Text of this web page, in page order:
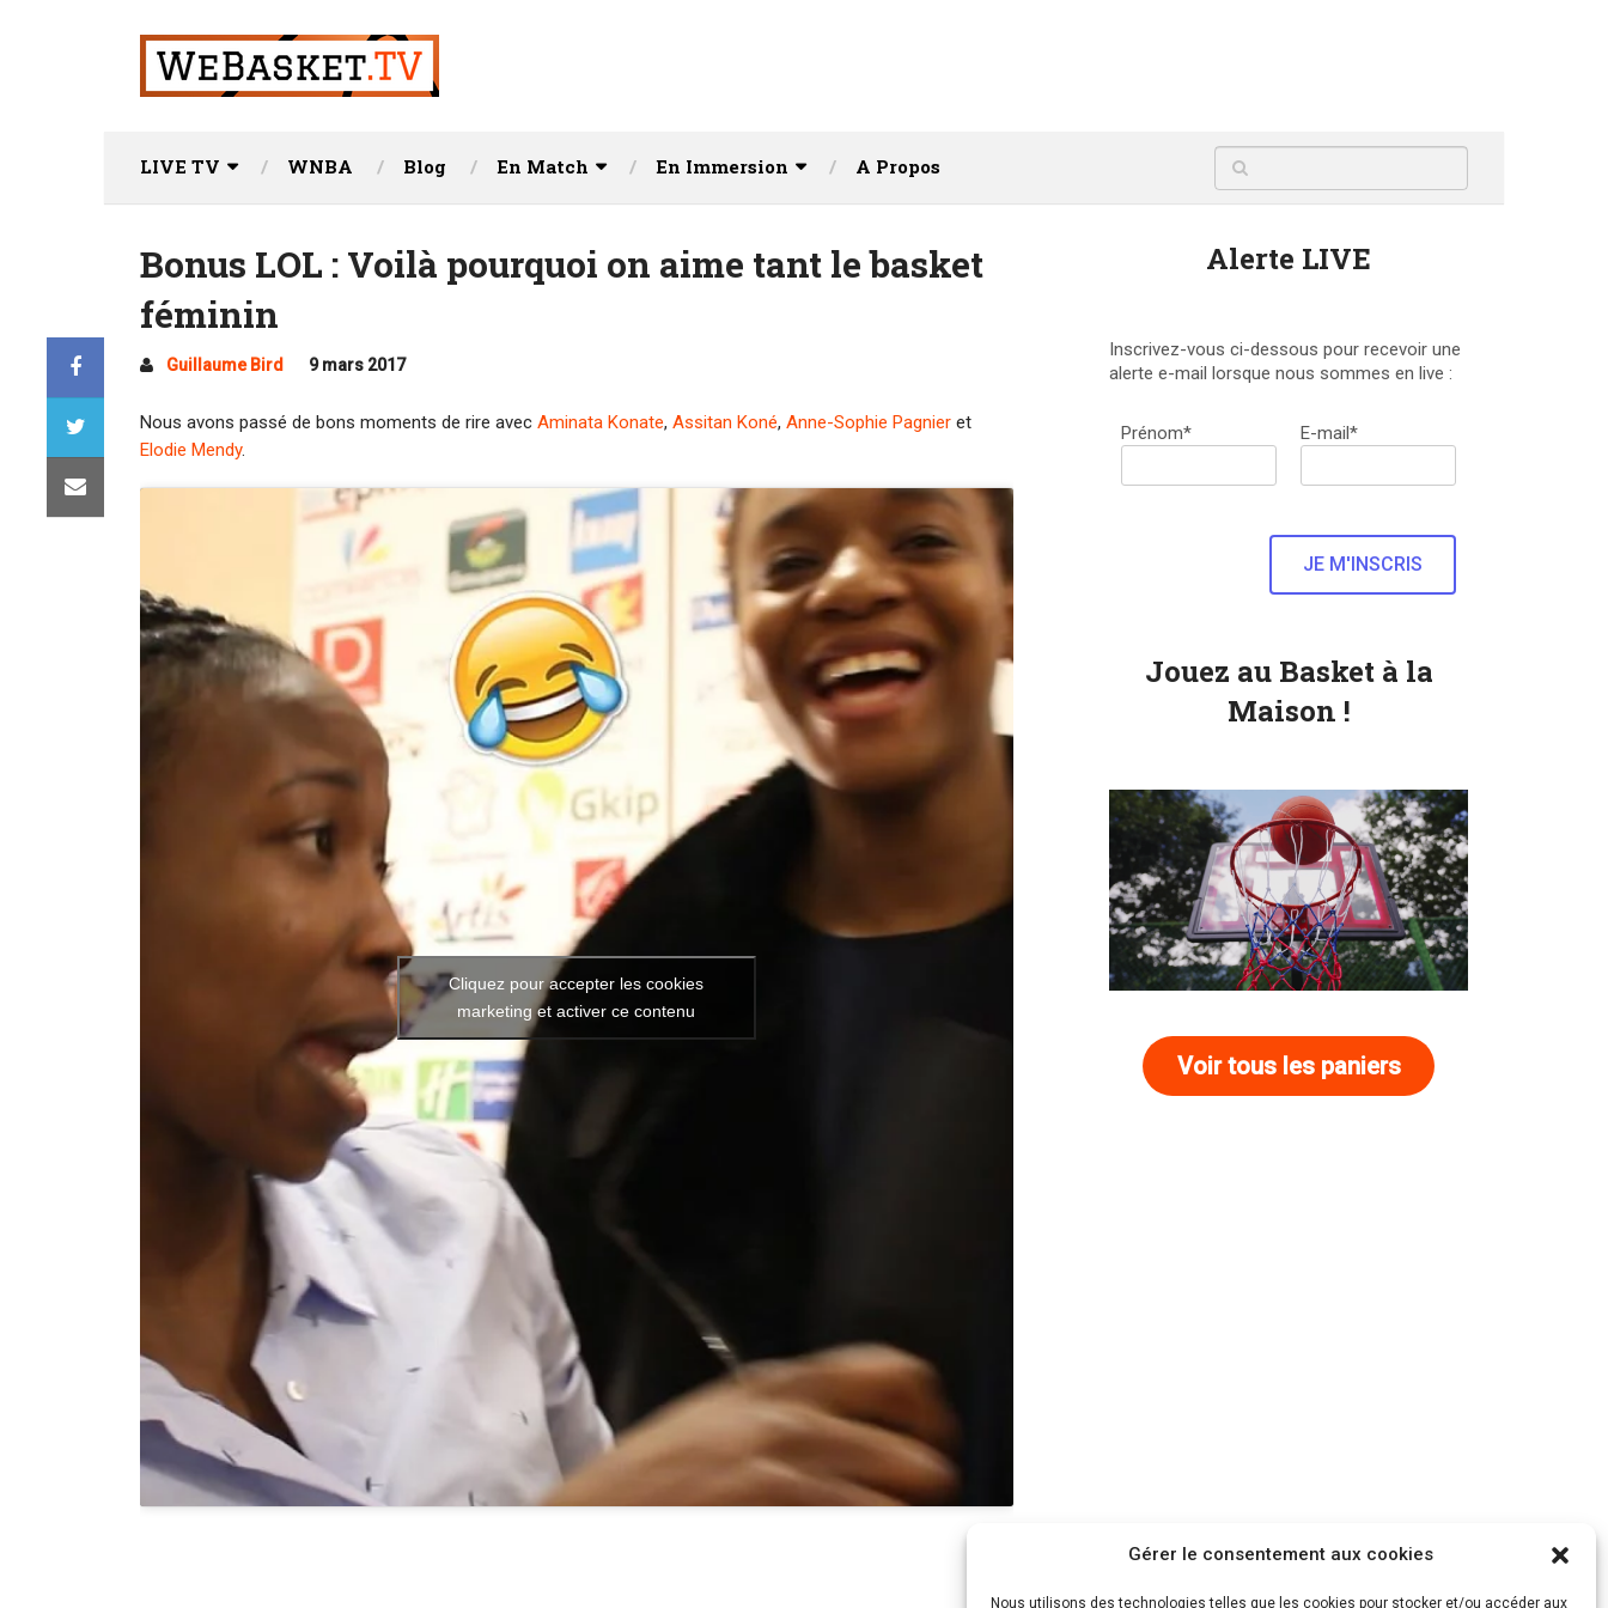
Gérer le consentement aux cookies
Nous utilisons des technologies telles que les cookies pour stocker et/ou accéder aux
LIVE TV WNBA Blog En Match En Immersion A Propos
Bonus LOL : Voilà pourquoi on aime tant le basket
féminin
Guillaume Bird 9 mars 2017
Nous avons passé de bons moments de rire avec Aminata Konate, Assitan Koné, Anne-Sophie Pagnier et
Elodie Mendy.
Cliquez pour accepter les cookies
marketing et activer ce contenu
Alerte LIVE
Inscrivez-vous ci-dessous pour recevoir une
alerte e-mail lorsque nous sommes en live :
Prénom* E-mail*
Jouez au Basket à la
Maison !
Voir tous les paniers